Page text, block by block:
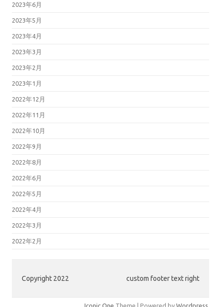
2023年6月
2023年5月
2023年4月
2023年3月
2023年2月
2023年1月
2022年12月
2022年11月
2022年10月
2022年9月
2022年8月
2022年6月
2022年5月
2022年4月
2022年3月
2022年2月
Copyright 2022 custom footer text right
Iconic One Theme | Powered by Wordpress